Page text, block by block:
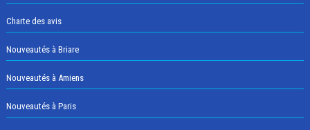
Charte des avis
Nouveautés à Briare
Nouveautés à Amiens
Nouveautés à Paris